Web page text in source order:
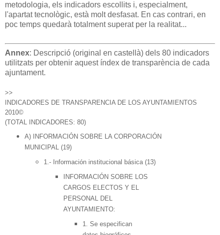
metodologia, els indicadors escollits i, especialment,
l'apartat tecnològic, està molt desfasat. En cas contrari, en
poc temps quedarà totalment superat per la realitat...
Annex: Descripció (original en castellà) dels 80 indicadors
utilitzats per obtenir aquest índex de transparència de cada
ajuntament.
>>
INDICADORES DE TRANSPARENCIA DE LOS AYUNTAMIENTOS
2010©
(TOTAL INDICADORES: 80)
A) INFORMACIÓN SOBRE LA CORPORACIÓN
MUNICIPAL (19)
1.- Información institucional básica (13)
INFORMACIÓN SOBRE LOS
CARGOS ELECTOS Y EL
PERSONAL DEL
AYUNTAMIENTO:
1. Se especifican